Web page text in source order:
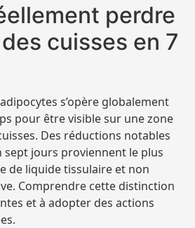
perdre
cuisses en 7
s’opère globalement
pour être visible sur une zone
Des réductions notables
sept jours proviennent le plus
de liquide tissulaire et non
Comprendre cette distinction
et à adopter des actions